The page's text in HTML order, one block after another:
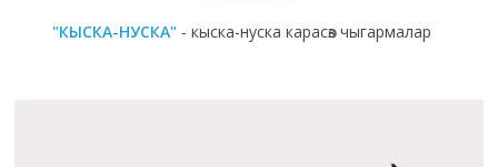
"КЫСКА-НУСКА" - кыска-нуска карасөз чыгармалар